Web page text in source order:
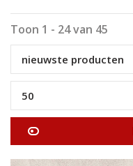
Toon 1 - 24 van 45
nieuwste producten
50